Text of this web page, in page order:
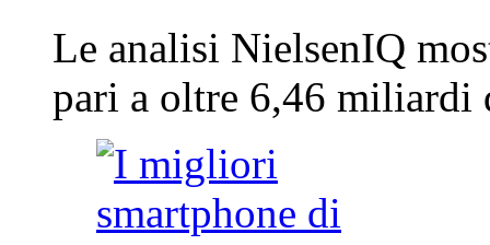
Le analisi NielsenIQ
pari a oltre 6,46